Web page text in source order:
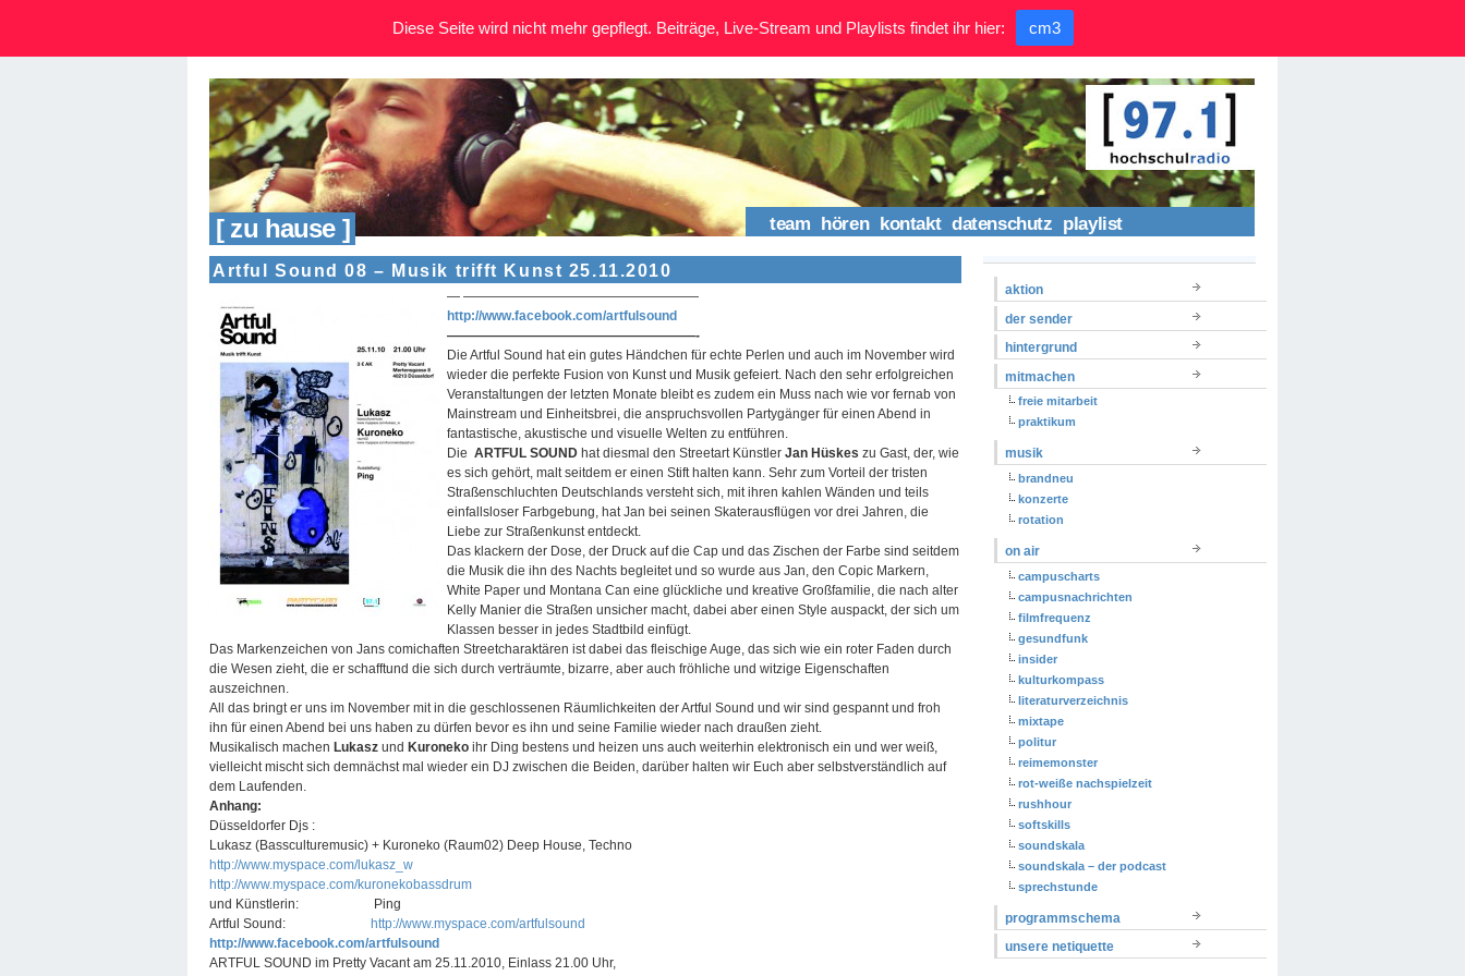
[ zu hause ] team hören kontakt datenschutz playlist
Artful Sound 08 – Musik trifft Kunst 25.11.2010
— ——————————————————
http://www.facebook.com/artfulsound
———————————————————-
Die Artful Sound hat ein gutes Händchen für echte Perlen und auch im November wird
wieder die perfekte Fusion von Kunst und Musik gefeiert. Nach den sehr erfolgreichen
Veranstaltungen der letzten Monate bleibt es zudem ein Muss nach wie vor fernab von
Mainstream und Einheitsbrei, die anspruchsvollen Partygänger für einen Abend in
fantastische, akustische und visuelle Welten zu entführen.
Die ARTFUL SOUND hat diesmal den Streetart Künstler Jan Hüskes zu Gast, der, wie
es sich gehört, malt seitdem er einen Stift halten kann. Sehr zum Vorteil der tristen
Straßenschluchten Deutschlands versteht sich, mit ihren kahlen Wänden und teils
einfallsloser Farbgebung, hat Jan bei seinen Skaterausflügen vor drei Jahren, die
Liebe zur Straßenkunst entdeckt.
Das klackern der Dose, der Druck auf die Cap und das Zischen der Farbe sind seitdem
die Musik die ihn des Nachts begleitet und so wurde aus Jan, den Copic Markern,
White Paper und Montana Can eine glückliche und kreative Großfamilie, die nach alter
Kelly Manier die Straßen unsicher macht, dabei aber einen Style auspackt, der sich um
Klassen besser in jedes Stadtbild einfügt.
Das Markenzeichen von Jans comichaften Streetcharaktären ist dabei das fleischige Auge, das sich wie ein roter Faden durch
die Wesen zieht, die er schafftund die sich durch verträumte, bizarre, aber auch fröhliche und witzige Eigenschaften
auszeichnen.
All das bringt er uns im November mit in die geschlossenen Räumlichkeiten der Artful Sound und wir sind gespannt und froh
ihn für einen Abend bei uns haben zu dürfen bevor es ihn und seine Familie wieder nach draußen zieht.
Musikalisch machen Lukasz und Kuroneko ihr Ding bestens und heizen uns auch weiterhin elektronisch ein und wer weiß,
vielleicht mischt sich demnächst mal wieder ein DJ zwischen die Beiden, darüber halten wir Euch aber selbstverständlich auf
dem Laufenden.
Anhang:
Düsseldorfer Djs :
Lukasz (Bassculturemusic) + Kuroneko (Raum02) Deep House, Techno
http://www.myspace.com/lukasz_w
http://www.myspace.com/kuronekobassdrum
und Künstlerin: Ping
Artful Sound: http://www.myspace.com/artfulsound
http://www.facebook.com/artfulsound
ARTFUL SOUND im Pretty Vacant am 25.11.2010, Einlass 21.00 Uhr,
aktion
der sender
hintergrund
mitmachen
freie mitarbeit
praktikum
musik
brandneu
konzerte
rotation
on air
campuscharts
campusnachrichten
filmfrequenz
gesundfunk
insider
kulturkompass
literaturverzeichnis
mixtape
politur
reimemonster
rot-weiße nachspielzeit
rushhour
softskills
soundskala
soundskala – der podcast
sprechstunde
programmschema
unsere netiquette
Diese Seite wird nicht mehr gepflegt. Beiträge, Live-Stream und Playlists findet ihr hier: cm3